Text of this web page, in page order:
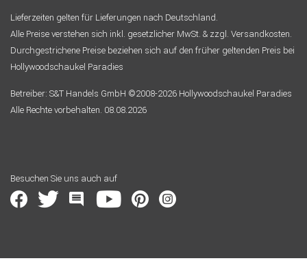
Lieferzeiten gelten für Lieferungen nach Deutschland.
Alle Preise verstehen sich inkl. gesetzlicher MwSt. & zzgl. Versandkosten.
Durchgestrichene Preise beziehen sich auf den früher geltenden Preis bei
Hollywoodschaukel Paradies
Betreiber: S&T Handels GmbH ©2008-2026 Hollywoodschaukel Paradies
Alle Rechte vorbehalten. 08.08.2026
Besuchen Sie uns auch auf